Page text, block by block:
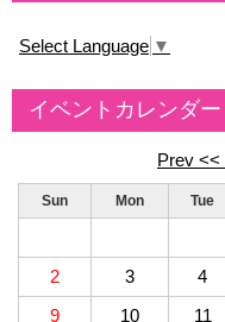
Select Language ▼
イベントカレンダー
Prev <<
Sun Mon Tue
2
3 4
9
10 11